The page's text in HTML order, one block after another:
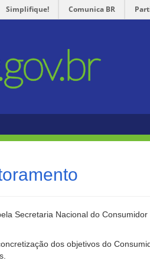
Simplifique! Comunica BR
Secretaria Nacional do
dos objetivos do